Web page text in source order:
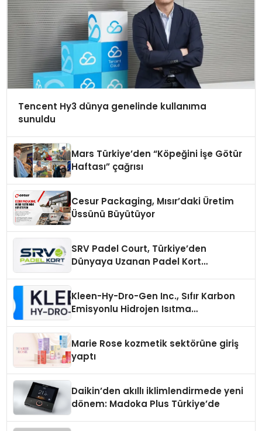
Tencent Hy3 dünya genelinde kullanıma
sunuldu
Mars Türkiye’den “Köpeğini İşe Götür
Haftası” çağrısı
Cesur Packaging, Mısır’daki Üretim
Üssünü Büyütüyor
SRV Padel Court, Türkiye’den
Dünyaya Uzanan Padel Kort
Kleen-Hy-Dro-Gen Inc., Sıfır Karbon
Emisyonlu Hidrojen Isıtma
Marie Rose kozmetik sektörüne giriş
yaptı
Daikin’den akıllı iklimlendirmede yeni
dönem: Madoka Plus Türkiye’de